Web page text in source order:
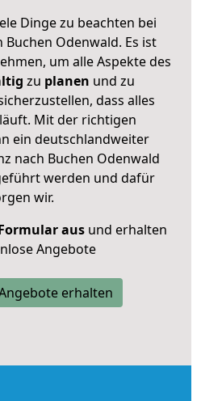
Dinge zu beachten bei
Odenwald. Es ist
um alle Aspekte des
zu planen und zu
dass alles
Mit der richtigen
ein deutschlandweiter
nach Buchen Odenwald
werden und dafür
wir.
ausund erhalten
Angebote
erhalten